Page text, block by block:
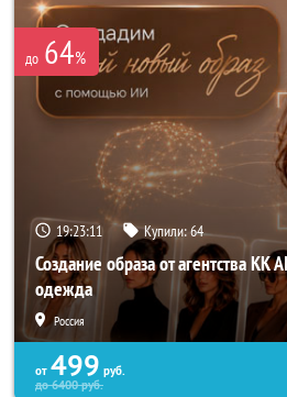
до 64%
19:23:07 Купили:64
Создание образа от агентства KK
одежда
Россия
от 499 руб.
до6400руб.